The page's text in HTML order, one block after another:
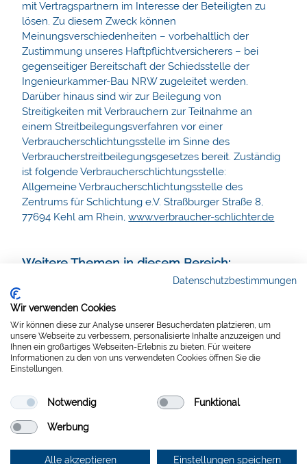
mit Vertragspartnern im Interesse der Beteiligten zu
lösen. Zu diesem Zweck können
Meinungsverschiedenheiten – vorbehaltlich der
Zustimmung unseres Haftpflichtversicherers – bei
gegenseitiger Bereitschaft der Schiedsstelle der
Ingenieurkammer-Bau NRW zugeleitet werden.
Darüber hinaus sind wir zur Beilegung von
Streitigkeiten mit Verbrauchern zur Teilnahme an
einem Streitbeilegungsverfahren vor einer
Verbraucherschlichtungsstelle im Sinne des
Verbraucherstreitbeilegungsgesetzes bereit. Zuständig
ist folgende Verbraucherschlichtungsstelle:
Allgemeine Verbraucherschlichtungsstelle des
Zentrums für Schlichtung e.V. Straßburger Straße 8,
77694 Kehl am Rhein,www.verbraucher-schlichter.de
Weitere Themen in diesem Bereich:
Impressum Datenschutz Cookie-Erklärung
© 2026 HTW Ingenieure
Datenschutzbestimmungen
Wir verwenden Cookies
Wir können diese zur Analyse unserer Besucherdaten platzieren, um
unsere Webseite zu verbessern, personalisierte Inhalte anzuzeigen und
Ihnen ein großartiges Webseiten-Erlebnis zu bieten. Für weitere
Informationen zu den von uns verwendeten Cookies öffnen Sie die
Einstellungen.
Notwendig Funktional
Werbung
Alle akzeptieren Einstellungen speichern